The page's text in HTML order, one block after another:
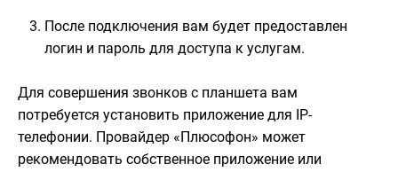
После подключения вам будет предоставлен
логин и пароль для доступа к услугам.
Для совершения звонков с планшета вам
потребуется установить приложение для IP-
телефонии. Провайдер «Плюсофон» может
рекомендовать собственное приложение или